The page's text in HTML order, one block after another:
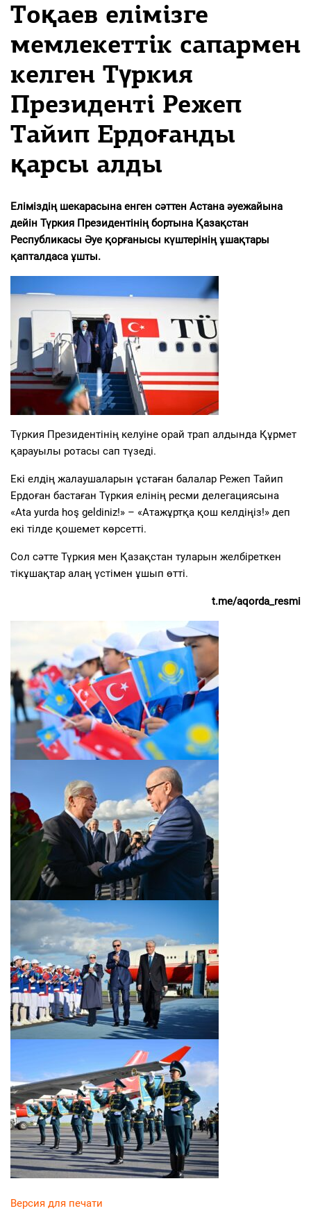
Тоқаев елімізге
мемлекеттік сапармен
келген Түркия
Президенті Режеп
Тайип Ердоғанды
қарсы алды
Еліміздің шекарасына енген сәттен Астана әуежайына
дейін Түркия Президентінің бортына Қазақстан
Республикасы Әуе қорғанысы күштерінің ұшақтары
қапталдаса ұшты.
Түркия Президентінің келуіне орай трап алдында Құрмет
қарауылы ротасы сап түзеді.
Екі елдің жалаушаларын ұстаған балалар Режеп Тайип
Ердоған бастаған Түркия елінің ресми делегациясына
«Ata yurda hoş geldiniz!» – «Атажұртқа қош келдіңіз!» деп
екі тілде қошемет көрсетті.
Сол сәтте Түркия мен Қазақстан туларын желбіреткен
тікұшақтар алаң үстімен ұшып өтті.
t.me/aqorda_resmi
Версия для печати